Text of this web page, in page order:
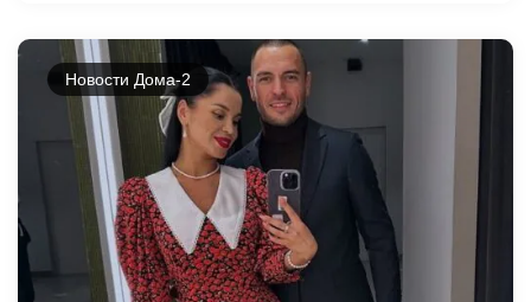
Новости Дома-2